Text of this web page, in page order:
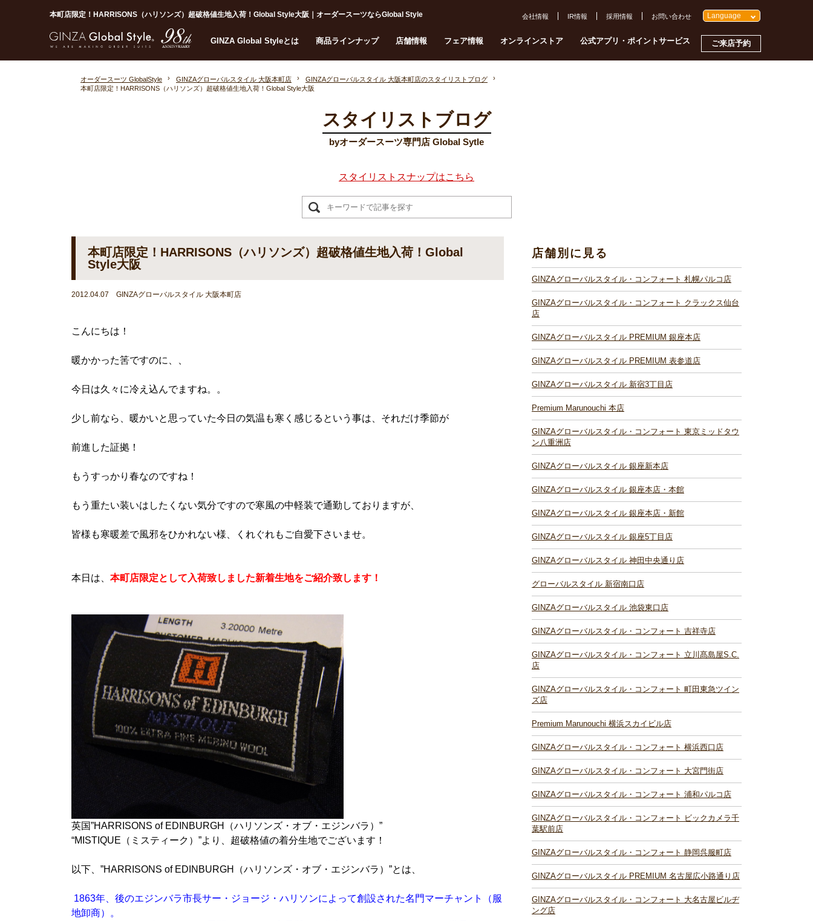
本町店限定！HARRISONS（ハリソンズ）超破格値生地入荷！Global Style大阪｜オーダースーツならGlobal Style
GINZA Global Styleとは 商品ラインナップ 店舗情報 フェア情報 オンラインストア 公式アプリ・ポイントサービス ご来店予約
会社情報 IR情報 採用情報 お問い合わせ Language
オーダースーツ GlobalStyle GINZAグローバルスタイル 大阪本町店
GINZAグローバルスタイル 大阪本町店のスタイリストブログ
本町店限定！HARRISONS（ハリソンズ）超破格値生地入荷！Global Style大阪
スタイリストブログ
byオーダースーツ専門店 Global Sytle
スタイリストスナップはこちら
本町店限定！HARRISONS（ハリソンズ）超破格値生地入荷！Global
Style大阪
2012.04.07 GINZAグローバルスタイル 大阪本町店
こんにちは！
暖かかった筈ですのに、、
今日は久々に冷え込んでますね。。
少し前なら、暖かいと思っていた今日の気温も寒く感じるという事は、それだけ季節が
前進した証拠！
もうすっかり春なのですね！
もう重たい装いはしたくない気分ですので寒風の中軽装で通勤しておりますが、
皆様も寒暖差で風邪をひかれない様、くれぐれもご自愛下さいませ。
本日は、 本町店限定として入荷致しました新着生地をご紹介致します！
英国”HARRISONS of EDINBURGH（ハリソンズ・オブ・エジンバラ）”
“MISTIQUE（ミスティーク）”より、超破格値の着分生地でございます！
以下、”HARRISONS of EDINBURGH（ハリソンズ・オブ・エジンバラ）”とは、
1863年、後のエジンバラ市長サー・ジョージ・ハリソンによって創設された名門マーチャント（服
地卸商）。
店舗別に見る
GINZAグローバルスタイル・コンフォート 札幌パルコ店
GINZAグローバルスタイル・コンフォート クラックス仙台
店
GINZAグローバルスタイル PREMIUM 銀座本店
GINZAグローバルスタイル PREMIUM 表参道店
GINZAグローバルスタイル 新宿3丁目店
Premium Marunouchi 本店
GINZAグローバルスタイル・コンフォート 東京ミッドタウ
ン八重洲店
GINZAグローバルスタイル 銀座新本店
GINZAグローバルスタイル 銀座本店・本館
GINZAグローバルスタイル 銀座本店・新館
GINZAグローバルスタイル 銀座5丁目店
GINZAグローバルスタイル 神田中央通り店
グローバルスタイル 新宿南口店
GINZAグローバルスタイル 池袋東口店
GINZAグローバルスタイル・コンフォート 吉祥寺店
GINZAグローバルスタイル・コンフォート 立川髙島屋S.C.
店
GINZAグローバルスタイル・コンフォート 町田東急ツイン
ズ店
Premium Marunouchi 横浜スカイビル店
GINZAグローバルスタイル・コンフォート 横浜西口店
GINZAグローバルスタイル・コンフォート 大宮門街店
GINZAグローバルスタイル・コンフォート 浦和パルコ店
GINZAグローバルスタイル・コンフォート ビックカメラ千
葉駅前店
GINZAグローバルスタイル・コンフォート 静岡呉服町店
GINZAグローバルスタイル PREMIUM 名古屋広小路通り店
GINZAグローバルスタイル・コンフォート 大名古屋ビルヂ
ング店